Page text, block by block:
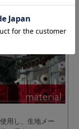
用し、生地メー